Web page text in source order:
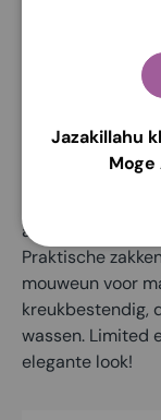
Abaya Amara
pink en sage
prinkle embors
aan de
Praktische
mouweun voor
kreukbestendig,
wassen. Limited
elegante look!
Jazakillahu
Moge